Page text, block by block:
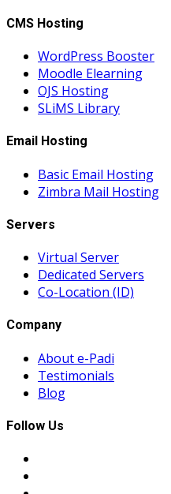
CMS Hosting
WordPress Booster
Moodle Elearning
OJS Hosting
SLiMS Library
Email Hosting
Basic Email Hosting
Zimbra Mail Hosting
Servers
Virtual Server
Dedicated Servers
Co-Location (ID)
Company
About e-Padi
Testimonials
Blog
Follow Us